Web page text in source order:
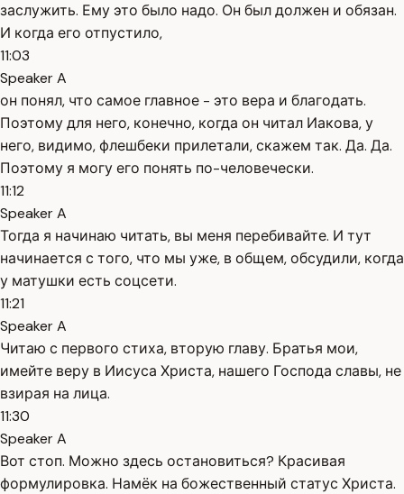
заслужить. Ему это было надо. Он был должен и обязан.
И когда его отпустило,
11:03
Speaker A
он понял, что самое главное - это вера и благодать.
Поэтому для него, конечно, когда он читал Иакова, у
него, видимо, флешбеки прилетали, скажем так. Да. Да.
Поэтому я могу его понять по-человечески.
11:12
Speaker A
Тогда я начинаю читать, вы меня перебивайте. И тут
начинается с того, что мы уже, в общем, обсудили, когда
у матушки есть соцсети.
11:21
Speaker A
Читаю с первого стиха, вторую главу. Братья мои,
имейте веру в Иисуса Христа, нашего Господа славы, не
взирая на лица.
11:30
Speaker A
Вот стоп. Можно здесь остановиться? Красивая
формулировка. Намёк на божественный статус Христа.